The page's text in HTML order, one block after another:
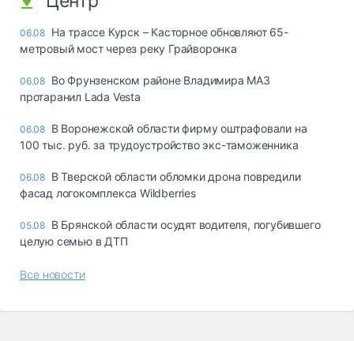
06.08 На трассе Курск – Касторное обновляют 65-
метровый мост через реку Грайворонка
06.08 Во Фрунзенском районе Владимира МАЗ
протаранил Lada Vesta
06.08 В Воронежской области фирму оштрафовали на
100 тыс. руб. за трудоустройство экс-таможенника
06.08 В Тверской области обломки дрона повредили
фасад логокомплекса Wildberries
05.08 В Брянской области осудят водителя, погубившего
целую семью в ДТП
Все новости